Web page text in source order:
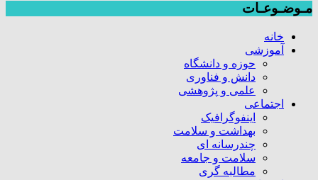
مـوضـوعـات
خانه
آموزشی
حوزه و دانشگاه
دانش و فناوری
علمی و پژوهشی
اجتماعی
اینفوگرافیک
بهداشت و سلامت
چندرسانه ای
سلامت و جامعه
مطالبه گری